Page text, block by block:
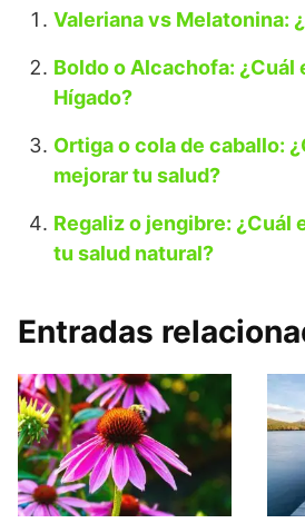
Valeriana vs Melatonina:
Boldo o Alcachofa: ¿Cuál
Hígado?
Ortiga o cola de caballo:
mejorar tu salud?
Regaliz o jengibre: ¿Cuál
tu salud natural?
Entradas